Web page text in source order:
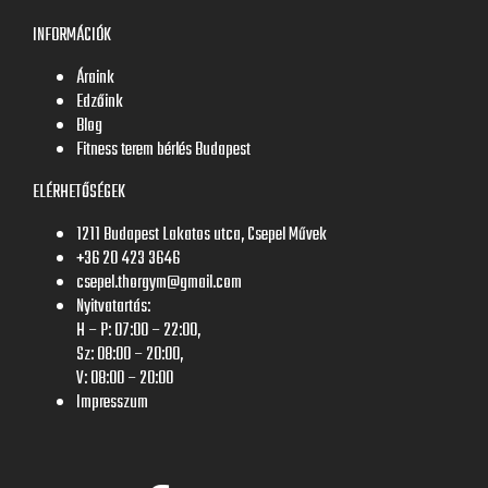
INFORMÁCIÓK
Áraink
Edzőink
Blog
Fitness terem bérlés Budapest
ELÉRHETŐSÉGEK
1211 Budapest Lakatos utca, Csepel Művek
+36 20 423 3646
csepel.thorgym@gmail.com
Nyitvatartás:
H – P: 07:00 – 22:00,
Sz: 08:00 – 20:00,
V: 08:00 – 20:00
Impresszum